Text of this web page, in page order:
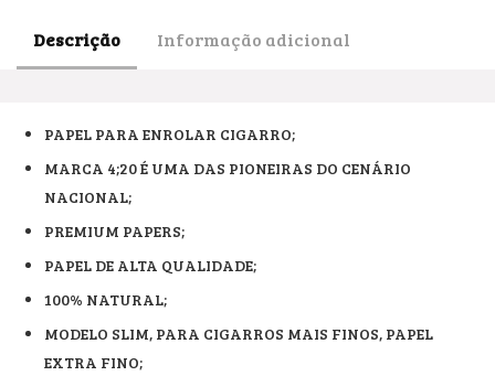
Descrição Informação adicional
PAPEL PARA ENROLAR CIGARRO;
MARCA 4;20 É UMA DAS PIONEIRAS DO CENÁRIO
NACIONAL;
PREMIUM PAPERS;
PAPEL DE ALTA QUALIDADE;
100% NATURAL;
MODELO SLIM, PARA CIGARROS MAIS FINOS, PAPEL
EXTRA FINO;